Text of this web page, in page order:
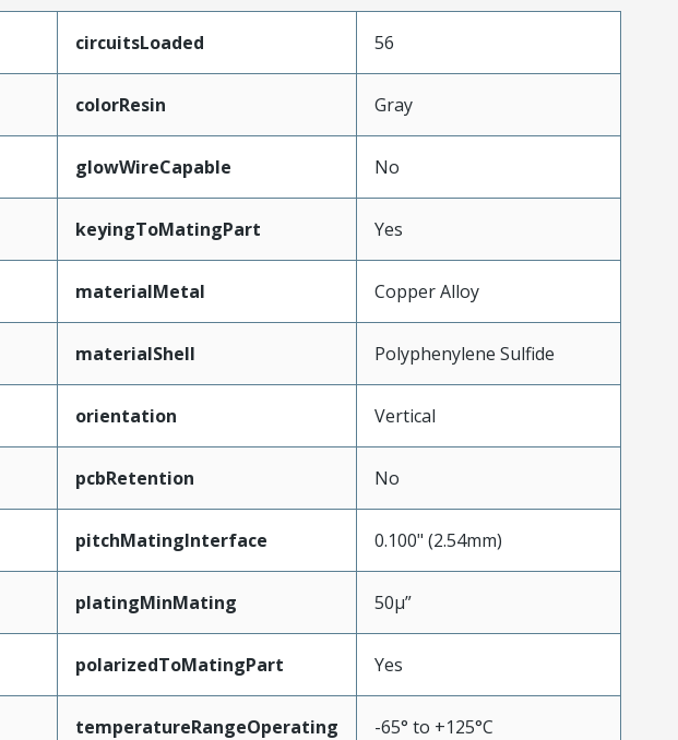
circuitsLoaded 56
colorResin Gray
glowWireCapable No
keyingToMatingPart Yes
materialMetal Copper Alloy
materialShell Polyphenylene Sulfide
orientation Vertical
pcbRetention No
pitchMatingInterface 0.100" (2.54mm)
platingMinMating 50µ”
polarizedToMatingPart Yes
temperatureRangeOperating -65° to +125°C